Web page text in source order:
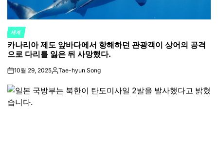
POSTED
IN
세계
카나리아 제도 앞바다에서 항해하던 관광객이 상어의 공격
으로 다리를 잃은 뒤 사망했다.
on10월 29, 2025Posted
Tae-hyun Song